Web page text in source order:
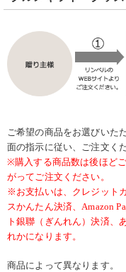
ご希望の商品をお選びいた
面の指示に従い、ご注文くだ
※購入する商品数は後ほど
がってご注文ください。
※お支払いは、クレジット
スかんたん決済、Amazon
ト銀聯（ぎんれん）決済、
れかになります。
商品によって異なります。